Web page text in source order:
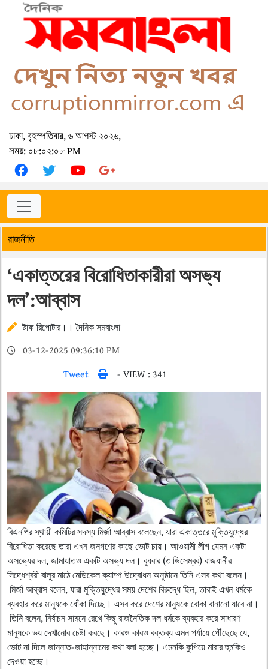
ঢাকা, বৃহস্পতিবার, ৬ আগস্ট ২০২৬,
সময়: ০৮:০২:০৮ PM
রাজনীতি
‘একাত্তরের বিরোধিতাকারীরা অসভ্য
দল’:আব্বাস
ষ্টাফ রিপোটার।। দৈনিক সমবাংলা
03-12-2025 09:36:10 PM
Tweet
- VIEW : 341
বিএনপির স্থায়ী কমিটির সদস্য মির্জা আব্বাস বলেছেন, যারা একাত্তরে মুক্তিযুদ্ধের
বিরোধিতা করেছে তারা এখন জনগণের কাছে ভোট চায়। আওয়ামী লীগ যেমন একটা
অসভ্যের দল, জামায়াতও একটি অসভ্য দল। বুধবার (৩ ডিসেম্বর) রাজধানীর
সিদ্ধেশ্বরী বালুর মাঠে মেডিকেল ক্যাম্প উদ্বোধন অনুষ্ঠানে তিনি এসব কথা বলেন।
মির্জা আব্বাস বলেন, যারা মুক্তিযুদ্ধের সময় দেশের বিরুদ্ধে ছিল, তারাই এখন ধর্মকে
ব্যবহার করে মানুষকে ধোঁকা দিচ্ছে। এসব করে দেশের মানুষকে বোকা বানানো যাবে না।
তিনি বলেন, নির্বাচন সামনে রেখে কিছু রাজনৈতিক দল ধর্মকে ব্যবহার করে সাধারণ
মানুষকে ভয় দেখানোর চেষ্টা করছে। কারও কারও বক্তব্য এমন পর্যায়ে পৌঁছেছে যে,
ভোট না দিলে জান্নাত-জাহান্নামের কথা বলা হচ্ছে। এমনকি কুপিয়ে মারার হুমকিও
দেওয়া হচ্ছে।